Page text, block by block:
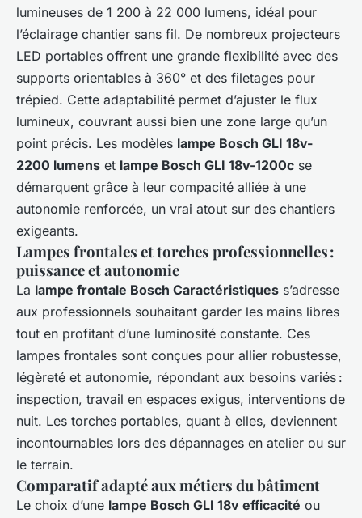
lumineuses de 1 200 à 22 000 lumens, idéal pour
l’éclairage chantier sans fil. De nombreux projecteurs
LED portables offrent une grande flexibilité avec des
supports orientables à 360° et des filetages pour
trépied. Cette adaptabilité permet d’ajuster le flux
lumineux, couvrant aussi bien une zone large qu’un
point précis. Les modèles lampe Bosch GLI 18v-
2200 lumens et lampe Bosch GLI 18v-1200c se
démarquent grâce à leur compacité alliée à une
autonomie renforcée, un vrai atout sur des chantiers
exigeants.
Lampes frontales et torches professionnelles :
puissance et autonomie
La lampe frontale Bosch Caractéristiques s’adresse
aux professionnels souhaitant garder les mains libres
tout en profitant d’une luminosité constante. Ces
lampes frontales sont conçues pour allier robustesse,
légèreté et autonomie, répondant aux besoins variés :
inspection, travail en espaces exigus, interventions de
nuit. Les torches portables, quant à elles, deviennent
incontournables lors des dépannages en atelier ou sur
le terrain.
Comparatif adapté aux métiers du bâtiment
Le choix d’une lampe Bosch GLI 18v efficacité ou